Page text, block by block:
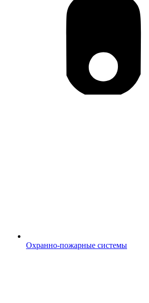
Охранно-пожарные системы